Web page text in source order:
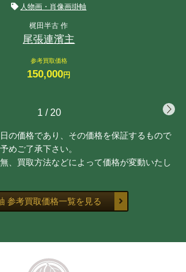
人物画・肖像画掛軸
梶田半古 作
尾張連濱主
参考買取価格
150,000円
1 / 20
の価格であり、その価格を保証するもので
めご了承下さい。
、買取方法などによって価格が変動いたし
参考買取価格一覧を見る